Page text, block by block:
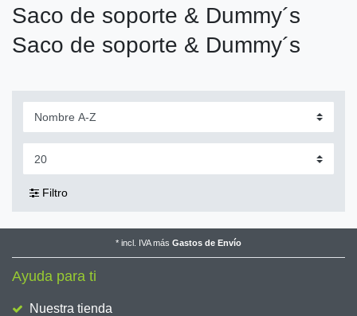
Saco de soporte & Dummy´s
Saco de soporte & Dummy´s
Filtro
* incl. IVAmás Gastos de Envío
Ayuda para ti
Nuestra tienda